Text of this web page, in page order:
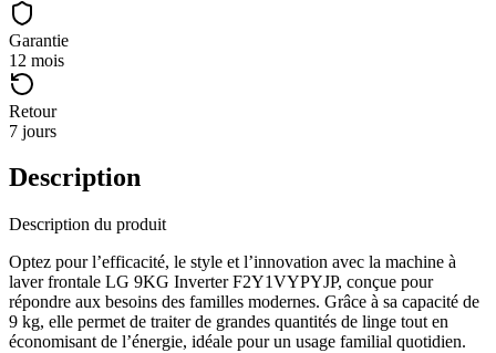
Garantie
12 mois
Retour
7 jours
Description
Description du produit
Optez pour l’efficacité, le style et l’innovation avec la machine à
laver frontale LG 9KG Inverter F2Y1VYPYJP, conçue pour
répondre aux besoins des familles modernes. Grâce à sa capacité de
9 kg, elle permet de traiter de grandes quantités de linge tout en
économisant de l’énergie, idéale pour un usage familial quotidien.